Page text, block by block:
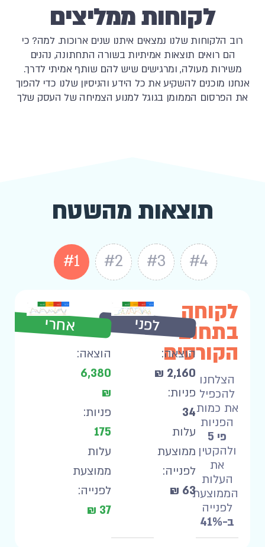
לקוחות ממליצים
רוב הלקוחות שלנו נמצאים איתנו שנים ארוכות. למה? כי
הם רואים תוצאות אמיתיות בשורה התחתונה, נהנים
משירות מעולה, ומרגישים שיש להם שותף אמיתי לדרך.
אנחנו מוכנים להשקיע את כל הידע והניסיון שלנו כדי להפוך
את הפרסום הממומן בגוגל למנוע הצמיחה של העסק שלך
תוצאות מהשטח
#4
#3
#2
#1
לקוחה
בתחום
הקורסים
הצלחנו
להכפיל
את כמות
הפניות
פי 5
ולהקטין
את
העלות
הממוצעת
לפנייה
ב-41%
לפני
הוצאה:
2,160 ₪
פניות:
34
עלות
ממוצעת
לפנייה:
63 ₪
אחרי
הוצאה:
6,380
₪
פניות:
175
עלות
ממוצעת
לפנייה:
37 ₪